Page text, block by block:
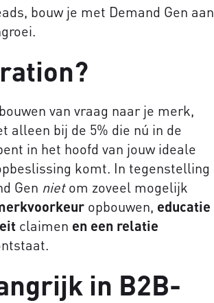
bouw je met Demand Gen aan
van vraag naar je merk,
alleen bij de 5% die nú in de
in het hoofd van jouw ideale
komt. In tegenstelling
Gen nietom zoveel mogelijk
opbouwen, educatie
claimen en een relatie
in B2B-